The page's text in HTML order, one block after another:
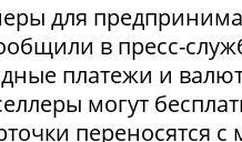
для
в пресс-
платежи и
могут
переносятся с